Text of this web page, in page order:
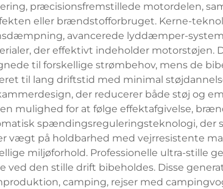
præcisionsfremstillede motordelen,
eller brændstofforbruget. Kerne-
avancerede lyddæmper-
der effektivt indeholder motorstøjen.
til forskellige strømbehov, mens de
til lang driftstid med minimal
der reducerer både støj og
mulighed for at følge effektafgivelse,
spændingsreguleringsteknologi, der
vægt på holdbarhed med vejrresistente
miljøforhold. Professionelle ultra-stille
den stille drift bibeholdes. Disse
camping, rejser med